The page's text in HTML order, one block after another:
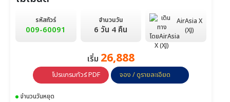
รหัสทัวร์
009-60091
จำนวนวัน
6 วัน 4 คืน
AirAsia X
(XJ)
เริ่ม 26,888
โปรแกรมทัวร์ PDF จอง / ดูรายละเอียด
จำนวนวันหยุด